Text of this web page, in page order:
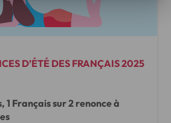
D’ÉTÉ DES FRANÇAIS 2025
1 Français sur 2 renonce à